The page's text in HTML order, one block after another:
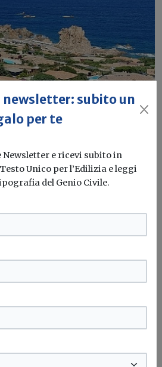
degli affidamenti
e PNC dopo il 1° luglio
fondi PNRR e PNC, e solo
subito un
per te
e ricevi subito in
Unico per l’Edilizia e leggi
del Genio Civile.